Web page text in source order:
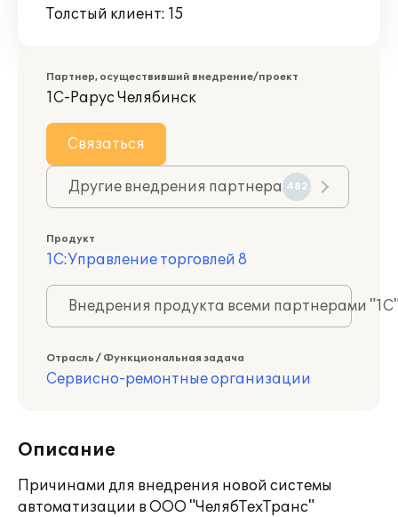
Толстый клиент: 15
Партнер, осуществивший внедрение/проект
1С-Рарус Челябинск
Связаться
Другие внедрения партнера 482
Продукт
1С:Управление торговлей 8
Внедрения продукта всеми партнерами
Отрасль / Функциональная задача
Сервисно-ремонтные организации
Описание
Причинами для внедрения новой системы
автоматизации в ООО "ЧелябТехТранс"